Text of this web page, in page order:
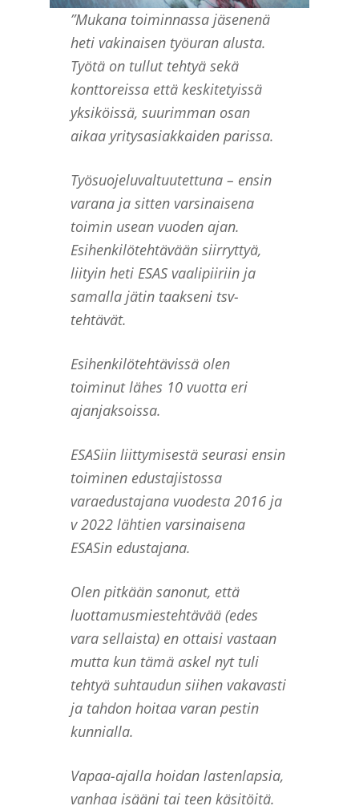
”Mukana toiminnassa jäsenenä
heti vakinaisen työuran alusta.
Työtä on tullut tehtyä sekä
konttoreissa että keskitetyissä
yksiköissä, suurimman osan
aikaa yritysasiakkaiden parissa.
Työsuojeluvaltuutettuna – ensin
varana ja sitten varsinaisena
toimin usean vuoden ajan.
Esihenkilötehtävään siirryttyä,
liityin heti ESAS vaalipiiriin ja
samalla jätin taakseni tsv-
tehtävät.
Esihenkilötehtävissä olen
toiminut lähes 10 vuotta eri
ajanjaksoissa.
ESASiin liittymisestä seurasi ensin
toiminen edustajistossa
varaedustajana vuodesta 2016 ja
v 2022 lähtien varsinaisena
ESASin edustajana.
Olen pitkään sanonut, että
luottamusmiestehtävää (edes
vara sellaista) en ottaisi vastaan
mutta kun tämä askel nyt tuli
tehtyä suhtaudun siihen vakavasti
ja tahdon hoitaa varan pestin
kunnialla.
Vapaa-ajalla hoidan lastenlapsia,
vanhaa isääni tai teen käsitöitä.